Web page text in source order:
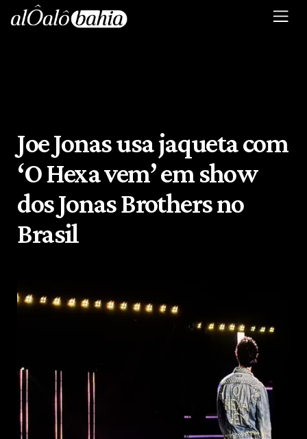
Joe Jonas usa jaqueta com
‘O Hexa vem’ em show
dos Jonas Brothers no
Brasil